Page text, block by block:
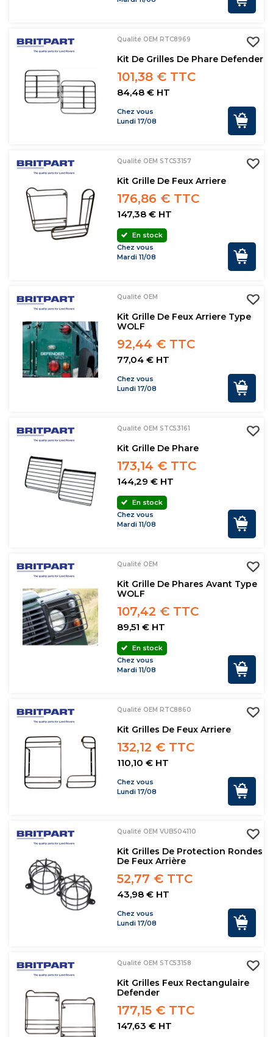
Qualité OEM RTC8969
Kit De Grilles De Phare Defender
101,38 € TTC
84,48 € HT
Chez vous
Lundi 17/08
Qualité OEM STC53157
Kit Grille De Feux Arriere
176,86 € TTC
147,38 € HT
En stock
Chez vous
Mardi 11/08
Qualité OEM
Kit Grille De Feux Arriere Type
WOLF
92,44 € TTC
77,04 € HT
Chez vous
Lundi 17/08
Qualité OEM STC53161
Kit Grille De Phare
173,14 € TTC
144,29 € HT
En stock
Chez vous
Mardi 11/08
Qualité OEM
Kit Grille De Phares Avant Type
WOLF
107,42 € TTC
89,51 € HT
En stock
Chez vous
Mardi 11/08
Qualité OEM RTC8860
Kit Grilles De Feux Arriere
132,12 € TTC
110,10 € HT
Chez vous
Lundi 17/08
Qualité OEM VUB504110
Kit Grilles De Protection Rondes
De Feux Arrière
52,77 € TTC
43,98 € HT
Chez vous
Lundi 17/08
Qualité OEM STC53158
Kit Grilles Feux Rectangulaire
Defender
177,15 € TTC
147,63 € HT